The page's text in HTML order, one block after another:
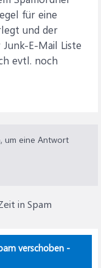
für eine
und der
E-Mail Liste
evtl. noch
um eine Antwort
in Spam
verschoben -